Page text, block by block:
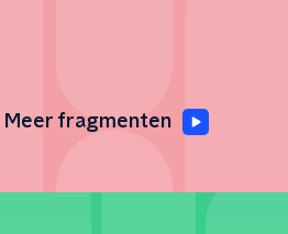
Meer fragmenten